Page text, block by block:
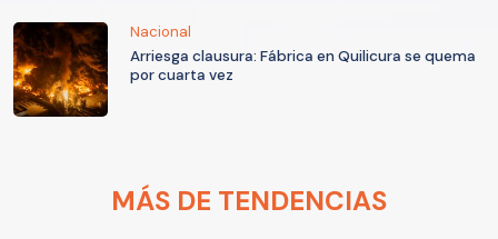
Nacional
Arriesga clausura: Fábrica en Quilicura se quema
por cuarta vez
MÁS DE TENDENCIAS